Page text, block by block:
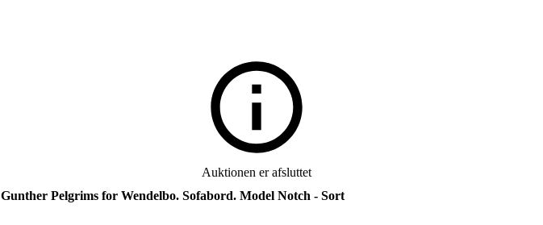
Auktionen er afsluttet
Gunther Pelgrims for Wendelbo. Sofabord. Model Notch - Sort